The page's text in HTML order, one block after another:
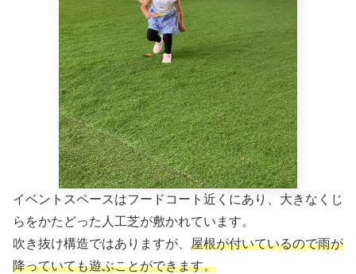
イベントスペースはフードコート近くにあり、大きなくじ
らをかたどった人工芝が敷かれています。
吹き抜け構造ではありますが、 屋根が付いているので雨が
降っていても遊ぶことができます。